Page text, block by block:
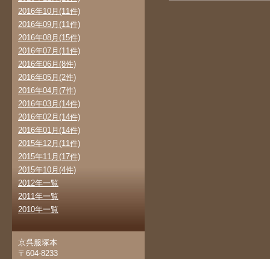
2016年10月(11件)
2016年09月(11件)
2016年08月(15件)
2016年07月(11件)
2016年06月(8件)
2016年05月(2件)
2016年04月(7件)
2016年03月(14件)
2016年02月(14件)
2016年01月(14件)
2015年12月(11件)
2015年11月(17件)
2015年10月(4件)
2012年一覧
2011年一覧
2010年一覧
京呉服塚本
〒604-8233